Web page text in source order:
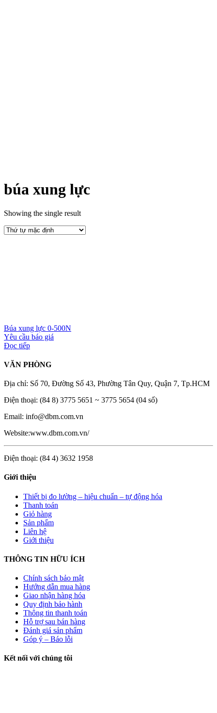
búa xung lực
Showing the single result
Búa xung lực 0-500N
Yêu cầu báo giá
Đọc tiếp
VĂN PHÒNG
Địa chỉ: Số 70, Đường Số 43, Phường Tân Quy, Quận 7, Tp.HCM
Điện thoại: (84 8) 3775 5651 ~ 3775 5654 (04 số)
Email: info@dbm.com.vn
Website:www.dbm.com.vn/
Điện thoại: (84 4) 3632 1958
Giới thiệu
Thiết bị đo lường – hiệu chuẩn – tự động hóa
Thanh toán
Giỏ hàng
Sản phẩm
Liên hệ
Giới thiệu
THÔNG TIN HỮU ÍCH
Chính sách bảo mật
Hướng dẫn mua hàng
Giao nhận hàng hóa
Quy định bảo hành
Thông tin thanh toán
Hỗ trợ sau bán hàng
Đánh giá sản phẩm
Góp ý – Báo lỗi
Kết nối với chúng tôi